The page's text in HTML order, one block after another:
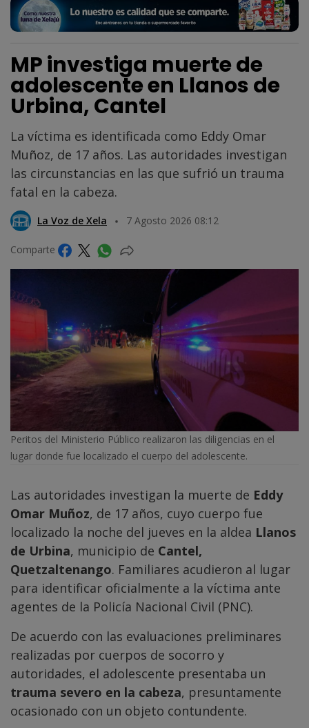
MP investiga muerte de
adolescente en Llanos de
Urbina, Cantel
La víctima es identificada como Eddy Omar
Muñoz, de 17 años. Las autoridades investigan
las circunstancias en las que sufrió un trauma
fatal en la cabeza.
La Voz de Xela 7 Agosto 2026 08:12
Comparte
Peritos del Ministerio Público realizaron las diligencias en el
lugar donde fue localizado el cuerpo del adolescente.
Las autoridades investigan la muerte de Eddy
Omar Muñoz, de 17 años, cuyo cuerpo fue
localizado la noche del jueves en la aldea Llanos
de Urbina, municipio de Cantel,
Quetzaltenango. Familiares acudieron al lugar
para identificar oficialmente a la víctima ante
agentes de la Policía Nacional Civil (PNC).
De acuerdo con las evaluaciones preliminares
realizadas por cuerpos de socorro y
autoridades, el adolescente presentaba un
trauma severo en la cabeza, presuntamente
ocasionado con un objeto contundente.